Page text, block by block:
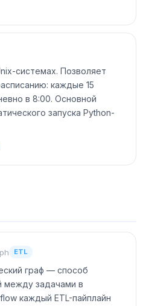
системах. Позволяет
каждые 15
в 8:00. Основной
запуска Python-
ETL
граф — способ
между задачами в
каждый ETL-пайплайн